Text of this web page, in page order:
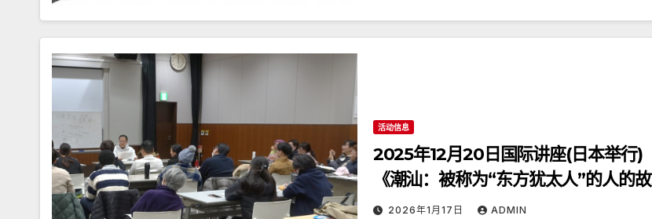
活动信息
2025年12月20日国际讲座(日本举行)
《潮汕：被称为“东方犹太人”的人的故
乡》2026年1月17日 ADMIN